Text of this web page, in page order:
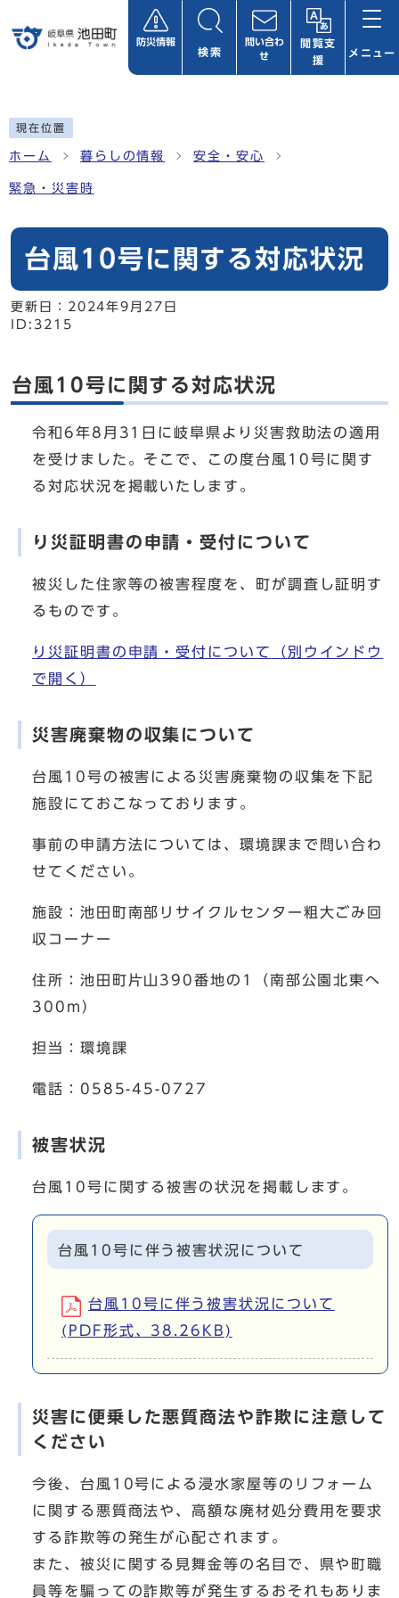
防災情報
検索
問い合わ
せ
閲覧支
援
メニュー
現在位置
ホーム 暮らしの情報 安全・安心
緊急・災害時
台風10号に関する対応状況
更新日： 2024年9月27日
ID:3215
台風10号に関する対応状況
令和6年8月31日に岐阜県より災害救助法の適用
を受けました。そこで、この度台風10号に関す
る対応状況を掲載いたします。
り災証明書の申請・受付について
被災した住家等の被害程度を、町が調査し証明す
るものです。
り災証明書の申請・受付について
（別ウインドウ
で開く）
災害廃棄物の収集について
台風10号の被害による災害廃棄物の収集を下記
施設にておこなっております。
事前の申請方法については、環境課まで問い合わ
せてください。
施設：池田町南部リサイクルセンター粗大ごみ回
収コーナー
住所：池田町片山390番地の1（南部公園北東へ
300m）
担当：環境課
電話：0585-45-0727
被害状況
台風10号に関する被害の状況を掲載します。
台風10号に伴う被害状況について
台風10号に伴う被害状況について
(PDF形式、38.26KB)
災害に便乗した悪質商法や詐欺に注意して
ください
今後、台風10号による浸水家屋等のリフォーム
に関する悪質商法や、高額な廃材処分費用を要求
する詐欺等の発生が心配されます。
また、被災に関する見舞金等の名目で、県や町職
員等を騙っての詐欺等が発生するおそれもありま